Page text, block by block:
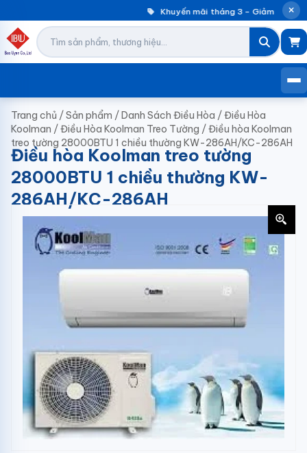
Khuyến mãi tháng 3 – Giảm đến
Trang chủ /Sản phẩm /Danh Sách Điều Hòa /Điều Hòa
Koolman /Điều Hòa Koolman Treo Tường /Điều hòa Koolman
treo tường 28000BTU 1 chiều thường KW-286AH/KC-286AH
Điều hòa Koolman treo tường
28000BTU 1 chiều thường KW-
286AH/KC-286AH